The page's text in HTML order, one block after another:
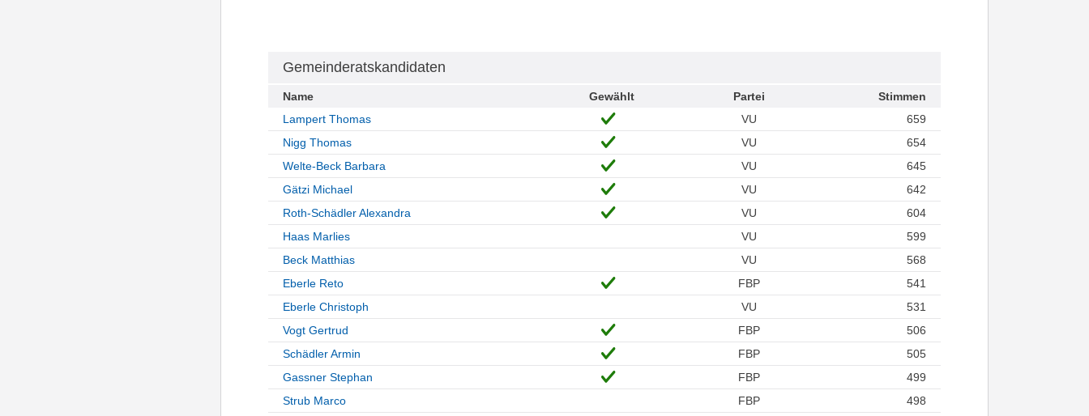
Gemeinderatskandidaten
Name Gewählt Partei
Stimmen
Lampert Thomas
VU
659
Nigg Thomas
VU
654
Welte-Beck Barbara
VU
645
Gätzi Michael
VU
642
Roth-Schädler Alexandra
VU
604
Haas Marlies
VU
599
Beck Matthias
VU
568
Eberle Reto
FBP
541
Eberle Christoph
VU
531
Vogt Gertrud
FBP
506
Schädler Armin
FBP
505
Gassner Stephan
FBP
499
Strub Marco
FBP
498